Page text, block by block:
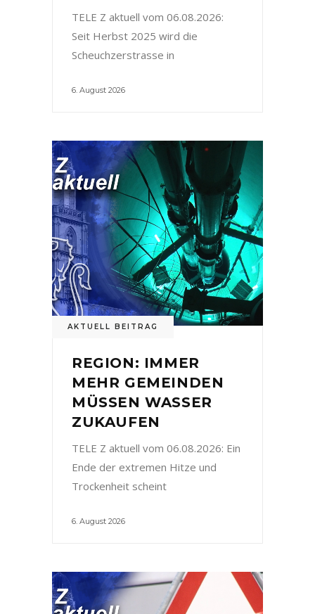
TELE Z aktuell vom 06.08.2026:
Seit Herbst 2025 wird die
Scheuchzerstrasse in
6. August 2026
AKTUELL BEITRAG
REGION: IMMER
MEHR GEMEINDEN
MÜSSEN WASSER
ZUKAUFEN
TELE Z aktuell vom 06.08.2026: Ein
Ende der extremen Hitze und
Trockenheit scheint
6. August 2026